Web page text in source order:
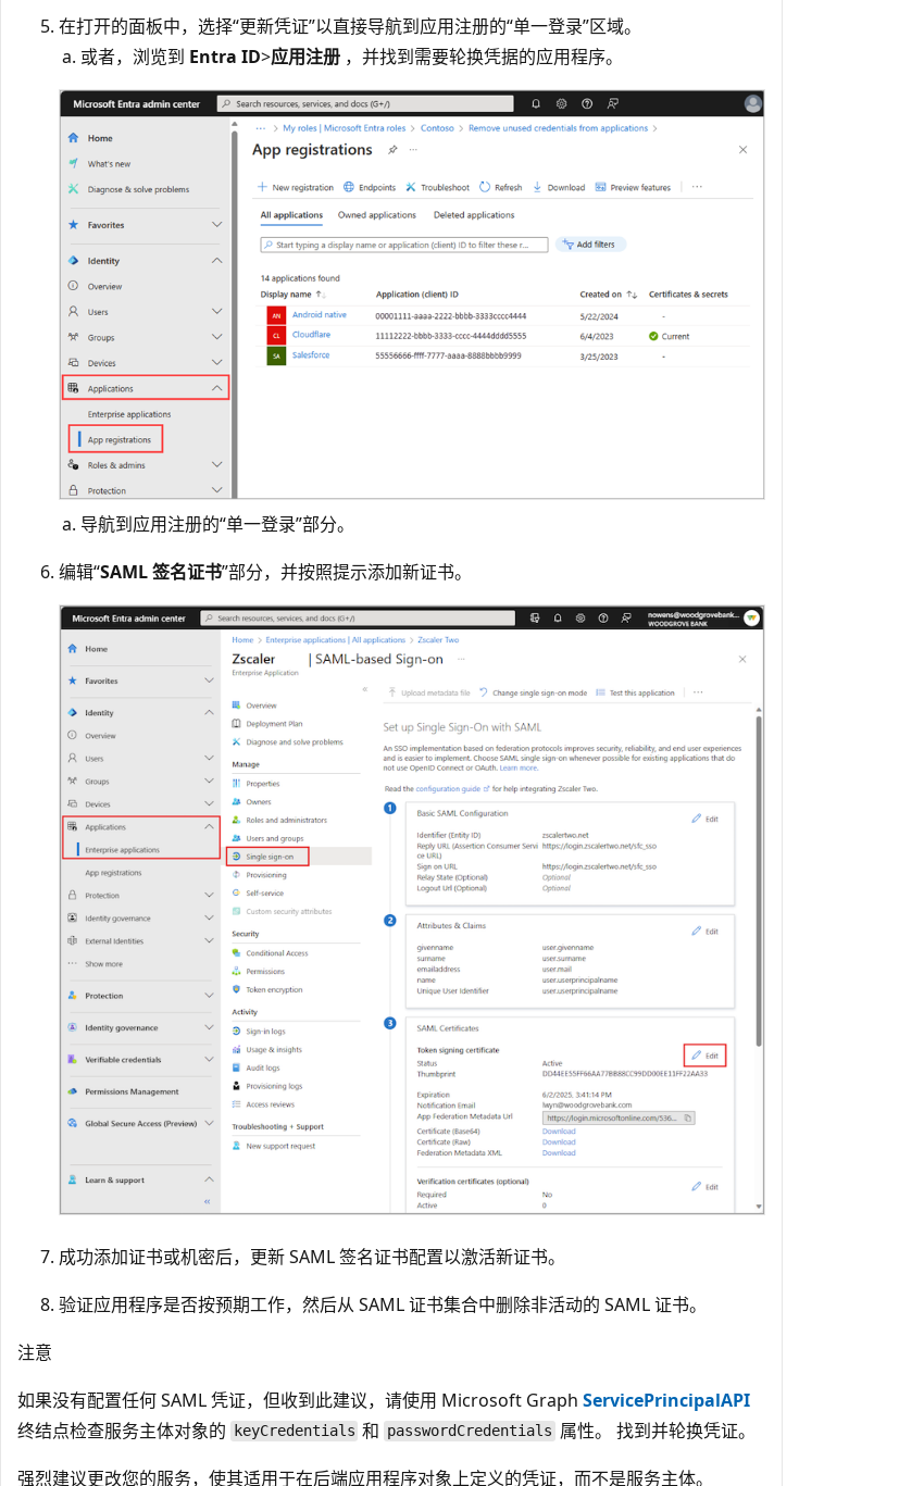
在打开的面板中，选择“更新凭证”以直接导航到应用注册的“单一登录”区域。
或者，浏览到 Entra ID>应用注册 ，并找到需要轮换凭据的应用程序。
导航到应用注册的“单一登录”部分。
编辑“SAML 签名证书”部分，并按照提示添加新证书。
成功添加证书或机密后，更新 SAML 签名证书配置以激活新证书。
验证应用程序是否按预期工作，然后从 SAML 证书集合中删除非活动的 SAML 证书。
注意
如果没有配置任何 SAML 凭证，但收到此建议，请使用 Microsoft Graph ServicePrincipalAPI
终结点检查服务主体对象的
keyCredentials 和 passwordCredentials 属性。 找到并轮换凭证。
强烈建议更改您的服务，使其适用于在后端应用程序对象上定义的凭证，而不是服务主体。